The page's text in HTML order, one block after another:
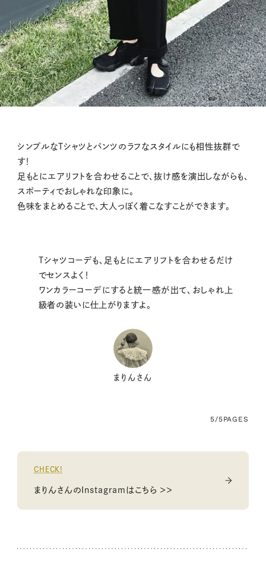
シンプルなTシャツとパンツのラフなスタイルにも相性抜群で
す！
足もとにエアリフトを合わせることで、抜け感を演出しながらも、
スポーティでおしゃれな印象に。
色味をまとめることで、大人っぽく着こなすことができます。
Tシャツコーデも、足もとにエアリフトを合わせるだけ
でセンスよく！
ワンカラーコーデにすると統一感が出て、おしゃれ上
級者の装いに仕上がりますよ。
まりんさん
5/5PAGES
CHECK!
まりんさんのInstagramはこちら ＞＞